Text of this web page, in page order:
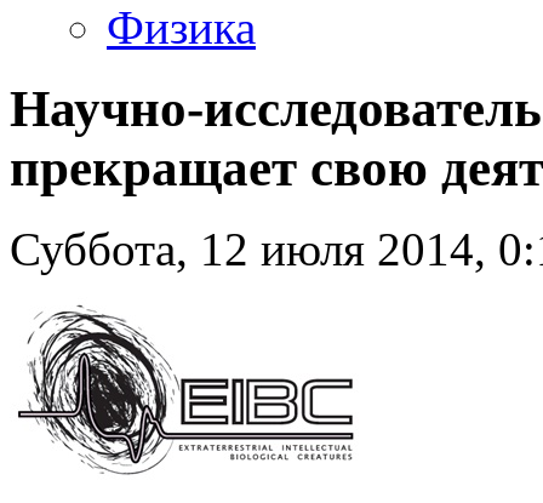
Физика
Научно-
прекращает свою
Суббота, 12 июля 2014,